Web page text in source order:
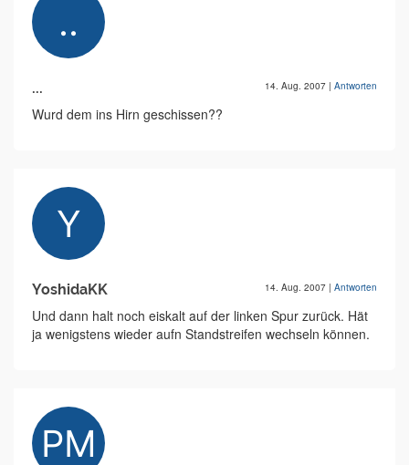
... 14. Aug. 2007 | Antworten
Wurd dem ins Hirn geschissen??
YoshidaKK 14. Aug. 2007 | Antworten
Und dann halt noch eiskalt auf der linken Spur zurück. Hät
ja wenigstens wieder aufn Standstreifen wechseln können.